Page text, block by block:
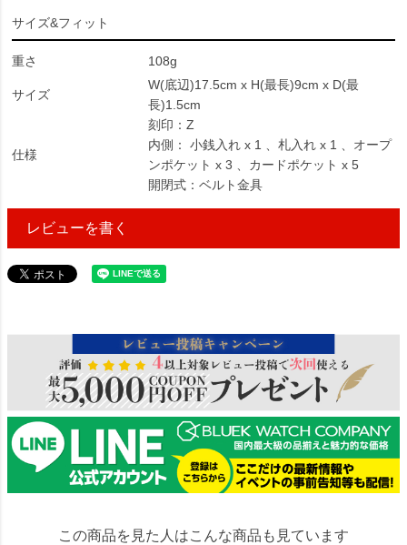
サイズ&フィット
重さ 108g
サイズ
W(底辺)17.5cm x H(最長)9cm x D(最
長)1.5cm
仕様
刻印：Z
内側： 小銭入れ x 1 、札入れ x 1 、オープ
ンポケット x 3 、カードポケット x 5
開閉式：ベルト金具
レビューを書く
この商品を見た人はこんな商品も見ています